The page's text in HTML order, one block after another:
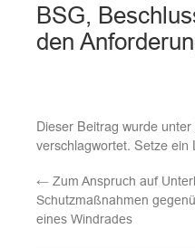
BSG,
den
Dieser Beitrag wurde unter
verschlagwortet. Setze ein
← Zum Anspruch auf
Schutzmaßnahmen
eines Windrades